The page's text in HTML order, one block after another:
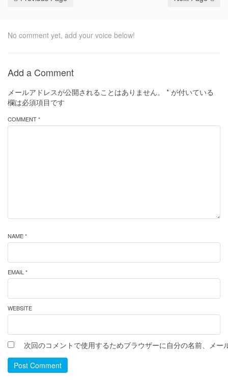
No comment yet, add your voice below!
Add a Comment
メールアドレスが公開されることはありません。 * が付いている
欄は必須項目です
COMMENT *
NAME *
EMAIL *
WEBSITE
次回のコメントで使用するためブラウザーに自分の名前、メー
Post Comment